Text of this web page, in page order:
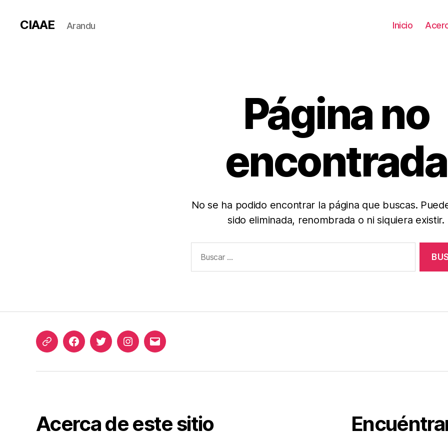
CIAAE Arandu Inicio
Página no
encontrada
No se ha podido encontrar la página que buscas.
sido eliminada, renombrada o ni siquiera existir.
ciaae FacebookTwitterInstagramCorreo
Acerca de este sitio